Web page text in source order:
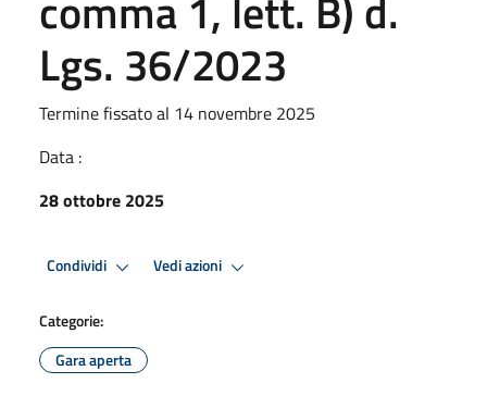
Lgs. 36/2023
Termine fissato al 14 novembre 2025
Data :
28 ottobre 2025
Condividi Vedi azioni
Categorie:
Gara aperta